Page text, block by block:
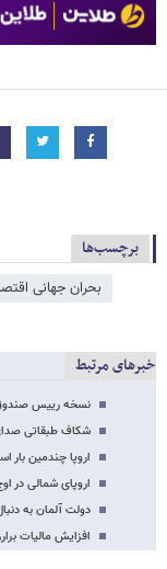
برچسب‌ها
بحران جهانی
خبرهای مرتبط
نسخه رییس صندوق
شکاف طبقاتی
اروپا چندمین بار
اروپای شمالی در
دولت آلمان به
افزایش مالیات